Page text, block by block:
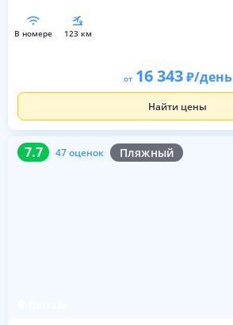
в номере 123 км
от 16 343 /день
Найти цены
7.7 47 оценок Пляжный
7.7 47 оценок